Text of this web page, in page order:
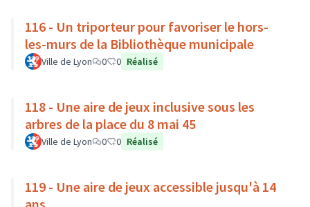
116 - Un triporteur pour favoriser le hors-
les-murs de la Bibliothèque municipale
Ville de Lyon 0 0 Réalisé
118 - Une aire de jeux inclusive sous les
arbres de la place du 8 mai 45
Ville de Lyon 0 0 Réalisé
119 - Une aire de jeux accessible jusqu'à 14